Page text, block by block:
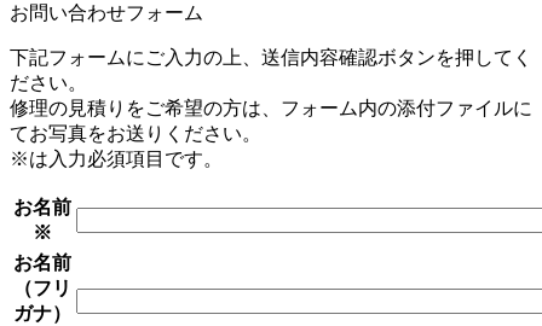
お問い合わせフォーム
下記フォームにご入力の上、送信内容確認ボタンを押してく
ださい。
修理の見積りをご希望の方は、フォーム内の添付ファイルに
てお写真をお送りください。
※は入力必須項目です。
お名前
※
お名前
（フリ
ガナ）